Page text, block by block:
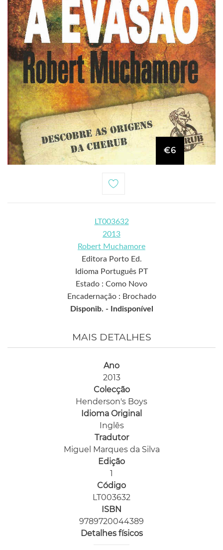
€6
LT003632
2013
Robert Muchamore
Editora Porto Ed.
Idioma Português PT
Estado : Como Novo
Encadernação : Brochado
Disponib. -
Indisponível
MAIS DETALHES
Ano
2013
Colecção
Henderson's Boys
Idioma Original
Inglês
Tradutor
Miguel Marques da Silva
Edição
1
Código
LT003632
ISBN
9789720044389
Detalhes físicos